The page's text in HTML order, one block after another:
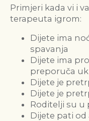
Primjeri kada vi i
terapeuta igrom:
Dijete ima
spavanja
Dijete ima
preporuča
Dijete je
Dijete je
Roditelji su u
Dijete pati od